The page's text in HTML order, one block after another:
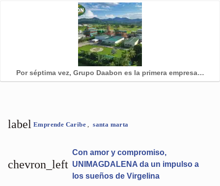
Por séptima vez, Grupo Daabon es la primera empresa…
label Emprende Caribe santa marta
chevron_left
Con amor y compromiso,
UNIMAGDALENA da un impulso a
los sueños de Virgelina